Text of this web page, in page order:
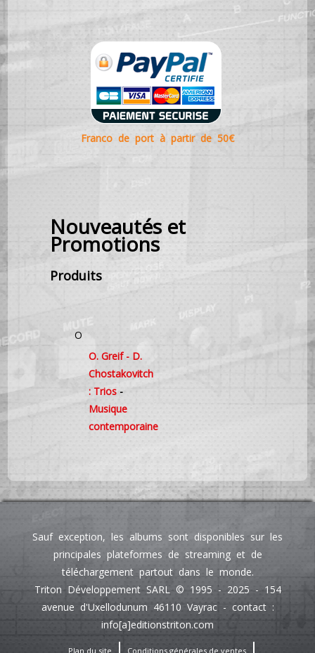
Franco de port à partir de 50€
Nouveautés et
Promotions
Produits
O
O. Greif - D.
Chostakovitch
: Trios -
Musique
contemporaine
Sauf exception, les albums sont disponibles sur les
principales plateformes de streaming et de
téléchargement partout dans le monde.
Triton Développement SARL © 1995 - 2025 - 154
avenue d'Uxellodunum 46110 Vayrac - contact :
info[a]editionstriton.com
Plan du site Conditions générales de ventes